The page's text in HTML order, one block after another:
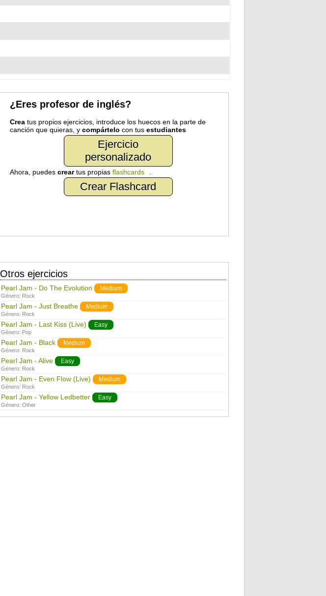
¿Eres profesor de inglés?
Creatus propios ejercicios, introduce los huecos en la parte de
canción que quieras, y compártelo con tus estudiantes
Ejercicio
personalizado
Ahora, puedes creartus propias flashcards
Crear Flashcard
Otros ejercicios
Pearl Jam - Do The Evolution Medium
Género: Rock
Pearl Jam - Just Breathe Medium
Género: Rock
Pearl Jam - Last Kiss (Live) Easy
Género: Pop
Pearl Jam - Black Medium
Género: Rock
Pearl Jam - Alive Easy
Género: Rock
Pearl Jam - Even Flow (Live) Medium
Género: Rock
Pearl Jam - Yellow Ledbetter Easy
Género: Other